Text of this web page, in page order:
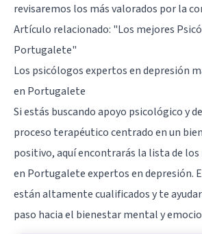
revisaremos los más valorados por la
Artículo relacionado: "Los mejores
Portugalete"
Los psicólogos expertos en depresión
en Portugalete
Si estás buscando apoyo psicológico y
proceso terapéutico centrado en un
positivo, aquí encontrarás la lista de
en Portugalete expertos en depresión.
están altamente cualificados y te
paso hacia el bienestar mental y